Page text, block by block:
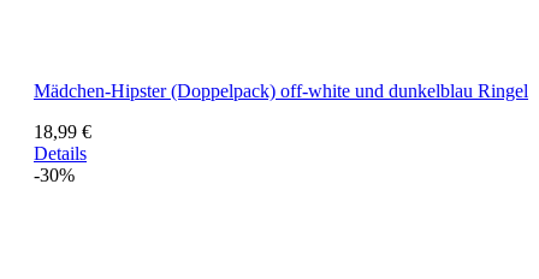
Mädchen-Hipster (Doppelpack) off-white und dunkelblau Ringel
18,99 €
Details
-30%